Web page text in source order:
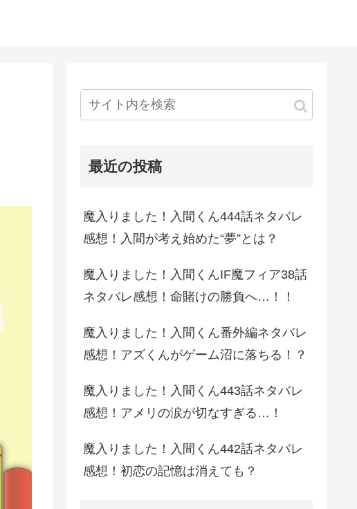
最近の投稿
魔入りました！入間くん444話ネタバレ
感想！入間が考え始めた“夢”とは？
魔入りました！入間くんIF魔フィア38話
ネタバレ感想！命賭けの勝負へ…！！
魔入りました！入間くん番外編ネタバレ
感想！アズくんがゲーム沼に落ちる！？
魔入りました！入間くん443話ネタバレ
感想！アメリの涙が切なすぎる…！
魔入りました！入間くん442話ネタバレ
感想！初恋の記憶は消えても？